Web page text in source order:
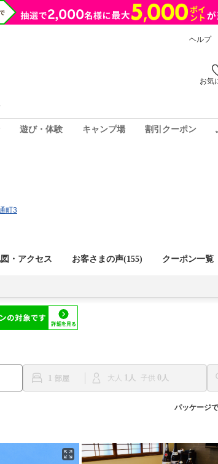
ヘルプ
お気
遊び・体験 キャンプ場 割引クーポン
町3
・アクセス お客さまの声(155) クーポン一覧
1 大人 1 子供 0
パッケージ